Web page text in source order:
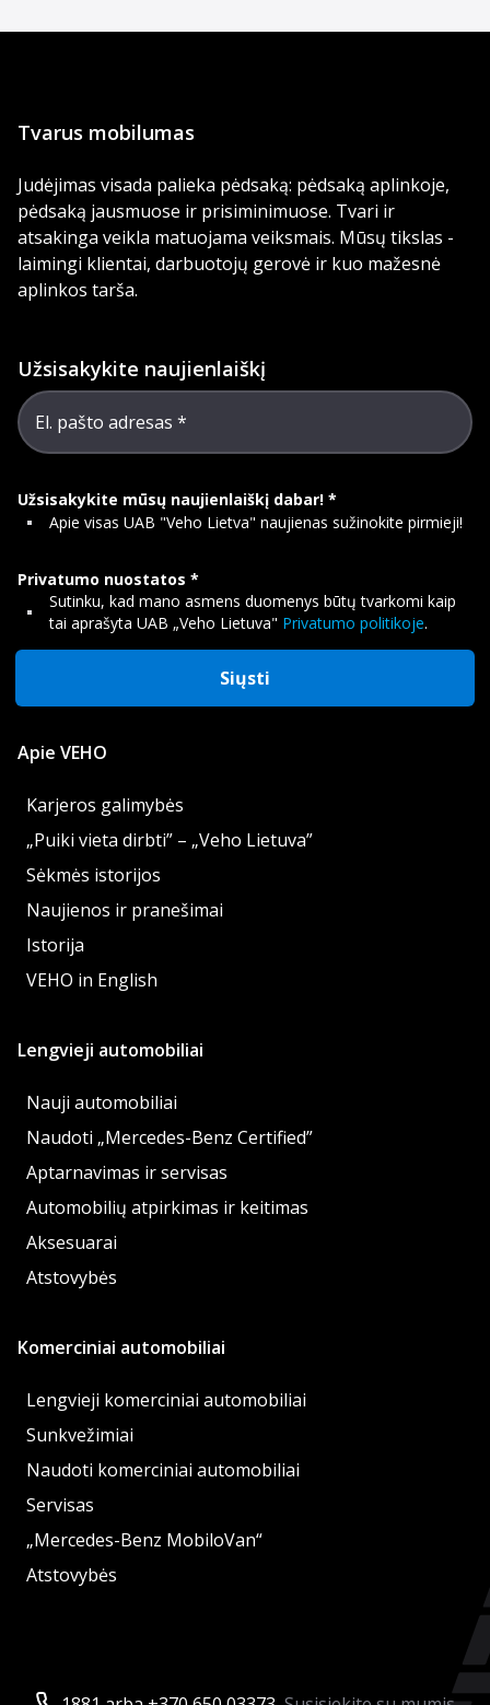
Tvarus mobilumas
Judėjimas visada palieka pėdsaką: pėdsaką aplinkoje,
pėdsaką jausmuose ir prisiminimuose. Tvari ir
atsakinga veikla matuojama veiksmais. Mūsų tikslas -
laimingi klientai, darbuotojų gerovė ir kuo mažesnė
aplinkos tarša.
Užsisakykite naujienlaiškį
El. pašto adresas
Užsisakykite mūsų naujienlaiškį dabar!
Apie visas UAB "Veho Lietva" naujienas sužinokite pirmieji!
Privatumo nuostatos
Sutinku, kad mano asmens duomenys būtų tvarkomi kaip
tai aprašyta UAB „Veho Lietuva" Privatumo politikoje.
Siųsti
Apie VEHO
Karjeros galimybės
„Puiki vieta dirbti” – „Veho Lietuva”
Sėkmės istorijos
Naujienos ir pranešimai
Istorija
VEHO in English
Lengvieji automobiliai
Nauji automobiliai
Naudoti „Mercedes-Benz Certified”
Aptarnavimas ir servisas
Automobilių atpirkimas ir keitimas
Aksesuarai
Atstovybės
Komerciniai automobiliai
Lengvieji komerciniai automobiliai
Sunkvežimiai
Naudoti komerciniai automobiliai
Servisas
„Mercedes-Benz MobiloVan“
Atstovybės